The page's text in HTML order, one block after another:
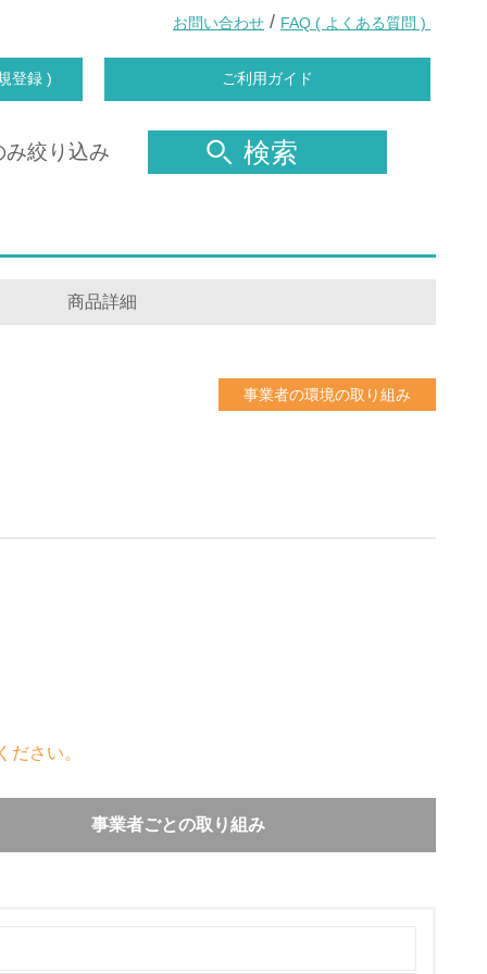
お問い合わせ / FAQ ( よくある質問 )
登録 ) ご利用ガイド
み絞り込み 検索
商品詳細
事業者の環境の取り組み
さい。
事業者ごとの取り組み